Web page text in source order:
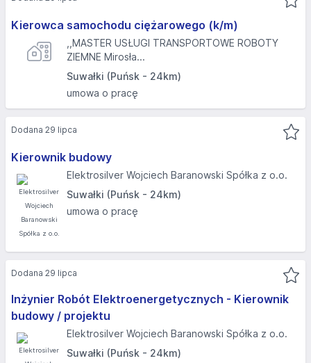
Kierowca samochodu ciężarowego (k/m)
,,MASTER USŁUGI TRANSPORTOWE ROBOTY
ZIEMNE Mirosła...
Suwałki (Puńsk - 24km)
umowa o pracę
Kierownik budowy
Elektrosilver Wojciech Baranowski Spółka z o.o.
Suwałki (Puńsk - 24km)
umowa o pracę
Dodana 29 lipca
Inżynier Robót Elektroenergetycznych - Kierownik
budowy / projektu
Elektrosilver Wojciech Baranowski Spółka z o.o.
Suwałki (Puńsk - 24km)
Dodana 29 lipca